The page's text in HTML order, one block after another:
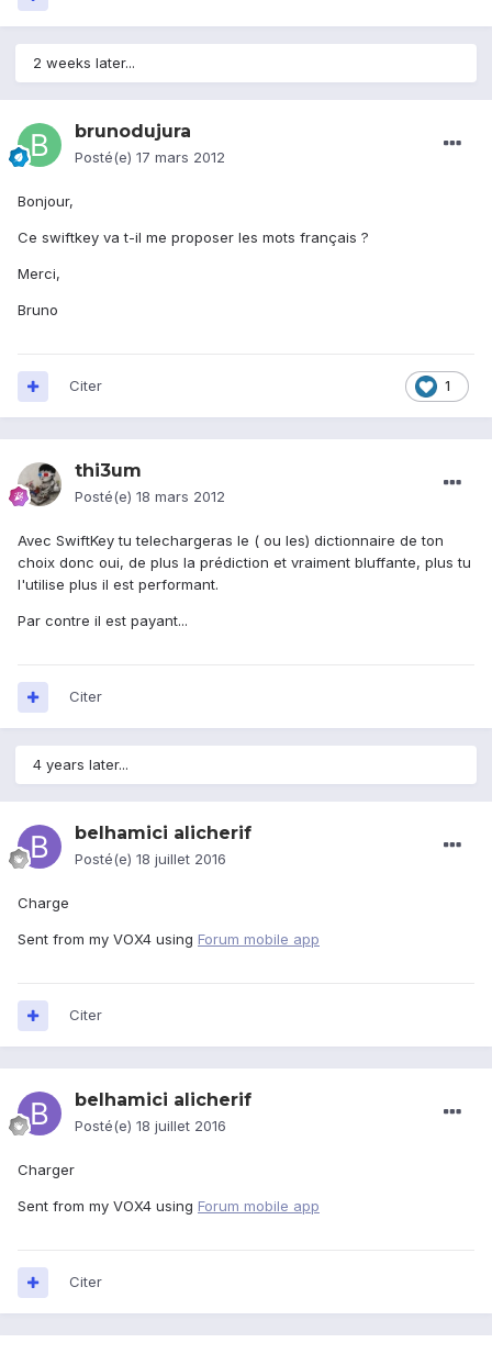
2 weeks later...
brunodujura
Posté(e) 17 mars 2012
Bonjour,
Ce swiftkey va t-il me proposer les mots français ?
Merci,
Bruno
1
Citer
thi3um
Posté(e) 18 mars 2012
Avec SwiftKey tu telechargeras le ( ou les) dictionnaire de ton
choix donc oui, de plus la prédiction et vraiment bluffante, plus tu
l'utilise plus il est performant.
Par contre il est payant...
Citer
4 years later...
belhamici alicherif
Posté(e) 18 juillet 2016
Charge
Sent from my VOX4 using Forum mobile app
Citer
belhamici alicherif
Posté(e) 18 juillet 2016
Charger
Sent from my VOX4 using Forum mobile app
Citer